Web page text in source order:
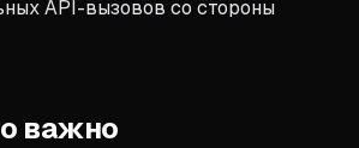
API-вызовов со стороны
важно